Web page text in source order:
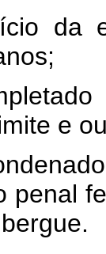
da
e
penal